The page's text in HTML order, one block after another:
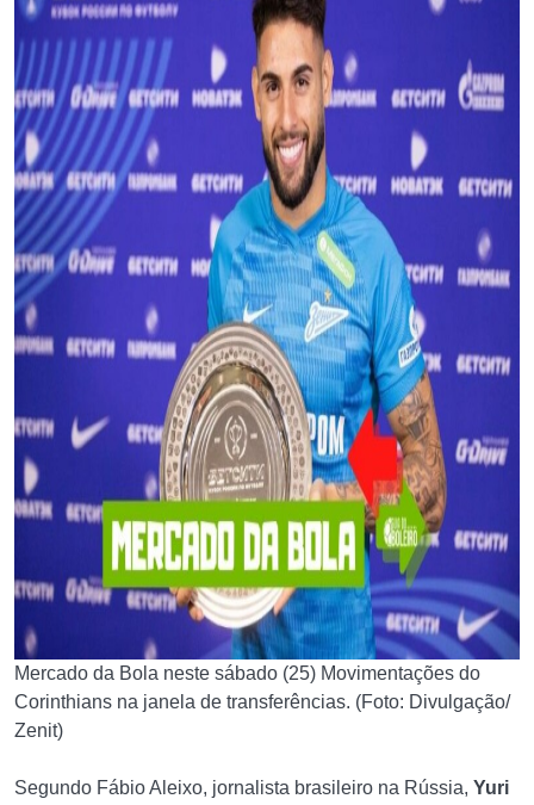
Mercado da Bola neste sábado (25) Movimentações do
Corinthians na janela de transferências. (Foto: Divulgação/
Zenit)
Segundo Fábio Aleixo, jornalista brasileiro na Rússia, Yuri